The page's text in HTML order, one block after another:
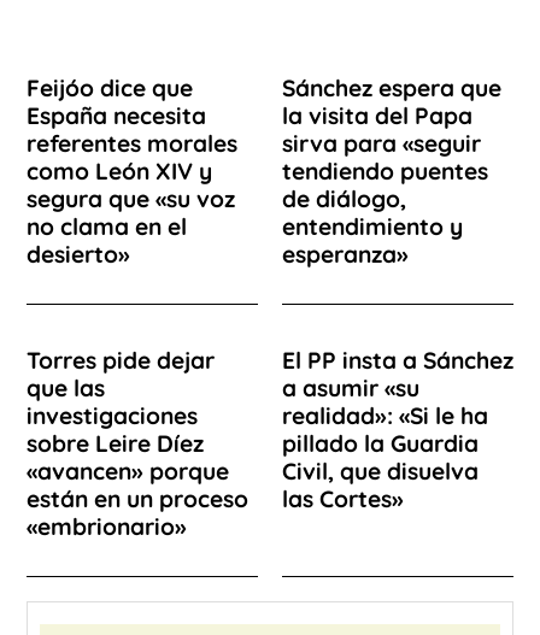
Feijóo dice que
España necesita
referentes morales
como León XIV y
segura que «su voz
no clama en el
desierto»
Sánchez espera que
la visita del Papa
sirva para «seguir
tendiendo puentes
de diálogo,
entendimiento y
esperanza»
Torres pide dejar
que las
investigaciones
sobre Leire Díez
«avancen» porque
están en un proceso
«embrionario»
El PP insta a Sánchez
a asumir «su
realidad»: «Si le ha
pillado la Guardia
Civil, que disuelva
las Cortes»